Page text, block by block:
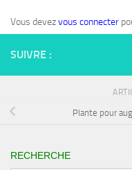
Vous devezvous connecter
SUIVRE :
Plante pour
RECHERCHE